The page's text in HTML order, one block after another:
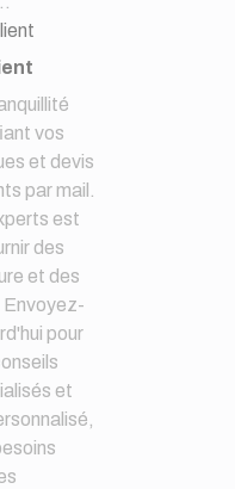
vos
et devis
par mail.
est
des
et des
Envoyez-
pour
et